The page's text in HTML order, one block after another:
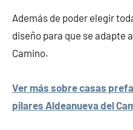
Además de poder elegir
diseño para que se adapte
Camino.
Ver más sobre casas
pilares Aldeanueva del